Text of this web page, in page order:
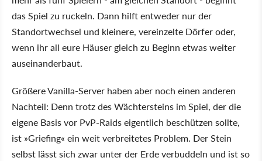
das Spiel zu ruckeln. Dann hilft entweder nur der
Standortwechsel und kleinere, vereinzelte Dörfer oder,
wenn ihr all eure Häuser gleich zu Beginn etwas weiter
auseinanderbaut.
Größere Vanilla-Server haben aber noch einen anderen
Nachteil: Denn trotz des Wächtersteins im Spiel, der die
eigene Basis vor PvP-Raids eigentlich beschützen sollte,
ist »Griefing« ein weit verbreitetes Problem. Der Stein
selbst lässt sich zwar unter der Erde verbuddeln und ist so